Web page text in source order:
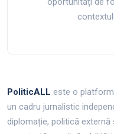
PoliticALL este o
un cadru jurnalistic
diplomație, politică